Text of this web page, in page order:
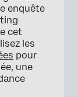
enquête
cet
les
pour
une